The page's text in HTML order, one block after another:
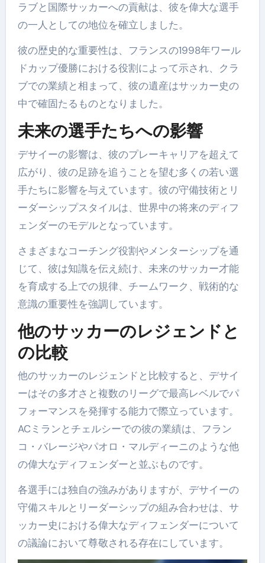
ラブと国際サッカーへの貢献は、彼を偉大な選手
の一人としての地位を確立しました。
彼の歴史的な重要性は、フランスの1998年ワール
ドカップ優勝における役割によって示され、クラ
ブでの業績と相まって、彼の遺産はサッカー史の
中で確固たるものとなりました。
未来の選手たちへの影響
デサイーの影響は、彼のプレーキャリアを超えて
広がり、彼の足跡を追うことを望む多くの若い選
手たちに影響を与えています。彼の守備技術とリ
ーダーシップスタイルは、世界中の将来のディフ
ェンダーのモデルとなっています。
さまざまなコーチング役割やメンターシップを通
じて、彼は知識を伝え続け、未来のサッカー才能
を育成する上での規律、チームワーク、戦術的な
意識の重要性を強調しています。
他のサッカーのレジェンドと
の比較
他のサッカーのレジェンドと比較すると、デサイ
ーはその多才さと複数のリーグで最高レベルでパ
フォーマンスを発揮する能力で際立っています。
ACミランとチェルシーでの彼の業績は、フラン
コ・バレージやパオロ・マルディーニのような他
の偉大なディフェンダーと並ぶものです。
各選手には独自の強みがありますが、デサイーの
守備スキルとリーダーシップの組み合わせは、サ
ッカー史における偉大なディフェンダーについて
の議論において尊敬される存在にしています。